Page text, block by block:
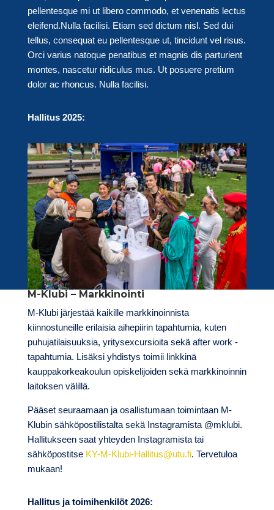
pellentesque mi ut libero commodo, et venenatis lectus
eleifend.Nulla facilisi. Etiam sed dictum nisl. Sed dui
tellus, consequat eu pellentesque ut, tincidunt vel risus.
Orci varius natoque penatibus et magnis dis parturient
montes, nascetur ridiculus mus. Ut posuere pretium
dolor ac rhoncus. Nulla facilisi.
Hallitus 2025:
M-Klubi – Markkinointi
M-Klubi järjestää kaikille markkinoinnista
kiinnostuneille erilaisia aihepiirin tapahtumia, kuten
puhujatilaisuuksia, yritysexcursioita sekä after work -
tapahtumia. Lisäksi yhdistys toimii linkkinä
kauppakorkeakoulun opiskelijoiden sekä markkinoinnin
laitoksen välillä.
Pääset seuraamaan ja osallistumaan toimintaan M-
Klubin sähköpostilistalta sekä Instagramista @mklubi.
Hallitukseen saat yhteyden Instagramista tai
sähköpostitse KY-M-Klubi-Hallitus@utu.fi. Tervetuloa
mukaan!
Hallitus ja toimihenkilöt 2026: